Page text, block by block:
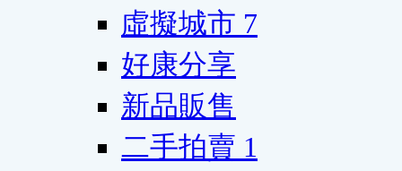
虛擬城市 7
好康分享
新品販售
二手拍賣 1